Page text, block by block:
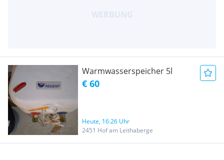
Warmwasserspeicher 5l
€ 60
Heute, 16:26 Uhr
2451 Hof am Leithaberge